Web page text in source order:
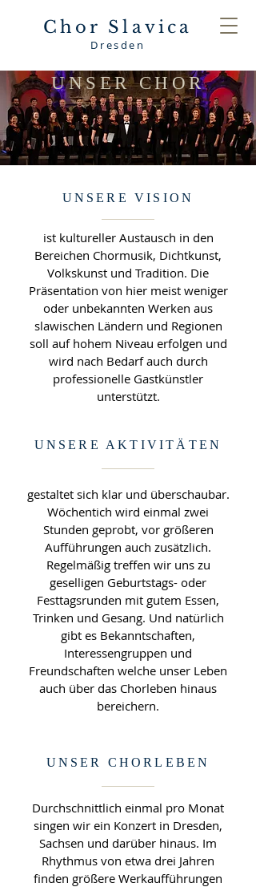
Chor Slavica
Dresden
UNSER CHOR
UNSERE VISION
ist kultureller Austausch in den
Bereichen Chormusik, Dichtkunst,
Volkskunst und Tradition. Die
Präsentation von hier meist weniger
oder unbekannten Werken aus
slawischen Ländern und Regionen
soll auf hohem Niveau erfolgen und
wird nach Bedarf auch durch
professionelle Gastkünstler
unterstützt.
UNSERE AKTIVITÄTEN
gestaltet sich klar und überschaubar.
Wöchentich wird einmal zwei
Stunden geprobt, vor größeren
Aufführungen auch zusätzlich.
Regelmäßig treffen wir uns zu
geselligen Geburtstags- oder
Festtagsrunden mit gutem Essen,
Trinken und Gesang. Und natürlich
gibt es Bekanntschaften,
Interessengruppen und
Freundschaften welche unser Leben
auch über das Chorleben hinaus
bereichern.
UNSER CHORLEBEN
Durchschnittlich einmal pro Monat
singen wir ein Konzert in Dresden,
Sachsen und darüber hinaus. Im
Rhythmus von etwa drei Jahren
finden größere Werkaufführungen